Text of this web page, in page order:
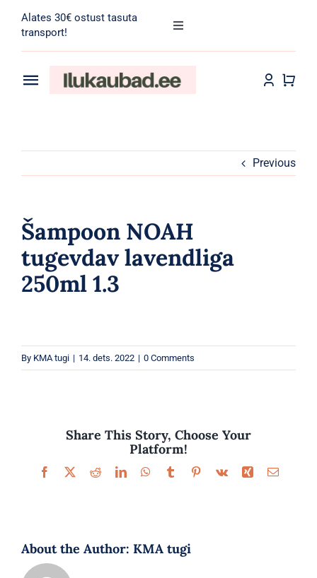
content
Alates 30€ ostust tasuta
transport!
Toggle
for:
Toggle
Meik
Tarvikud
Kaubamärgid
Previous
Šampoon NOAH
tugevdav lavendliga
250ml 1.3
By KMA tugi | 14. dets. 2022 | 0 Comments
Share This Story, Choose Your
Platform!
Facebook
X RedditLinkedInWhatsApp
TumblrPinterest
Vk Xing Email
About the Author: KMA tugi